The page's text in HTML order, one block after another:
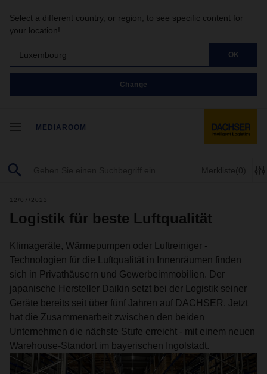
Select a different country, or region, to see specific content for
your location!
Luxembourg OK
Change
MEDIAROOM
Merkliste(0)
12/07/2023
Logistik für beste Luftqualität
Klimageräte, Wärmepumpen oder Luftreiniger -
Technologien für die Luftqualität in Innenräumen finden
sich in Privathäusern und Gewerbeimmobilien. Der
japanische Hersteller Daikin setzt bei der Logistik seiner
Geräte bereits seit über fünf Jahren auf DACHSER. Jetzt
hat die Zusammenarbeit zwischen den beiden
Unternehmen die nächste Stufe erreicht - mit einem neuen
Warehouse-Standort im bayerischen Ingolstadt.